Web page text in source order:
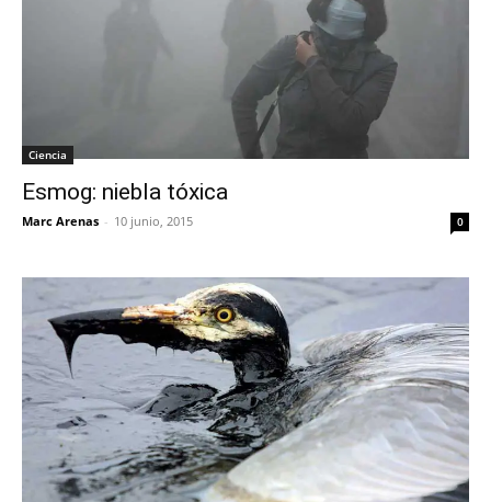
Ciencia
Esmog: niebla tóxica
Marc Arenas - 10 junio, 2015 0